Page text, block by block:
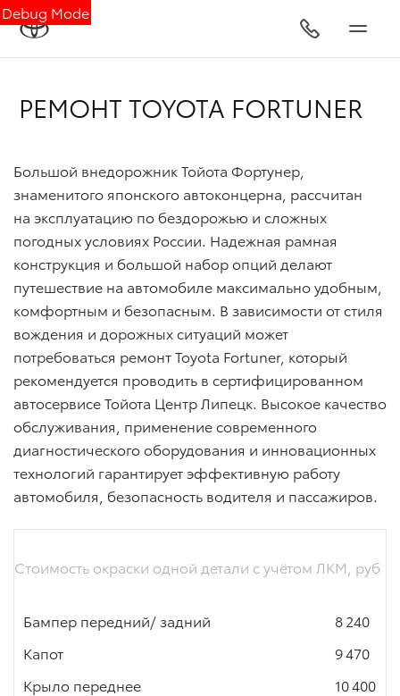
Debug Mode
РЕМОНТ TOYOTA FORTUNER
Большой внедорожник Тойота Фортунер,
знаменитого японского автоконцерна, рассчитан
на эксплуатацию по бездорожью и сложных
погодных условиях России. Надежная рамная
конструкция и большой набор опций делают
путешествие на автомобиле максимально удобным,
комфортным и безопасным. В зависимости от стиля
вождения и дорожных ситуаций может
потребоваться ремонт Toyota Fortuner, который
рекомендуется проводить в сертифицированном
автосервисе Тойота Центр Липецк. Высокое качество
обслуживания, применение современного
диагностического оборудования и инновационных
технологий гарантирует эффективную работу
автомобиля, безопасность водителя и пассажиров.
Стоимость окраски одной детали с учётом ЛКМ, руб
Бампер передний/ задний
8 240
Капот
9 470
Крыло переднее
10 400